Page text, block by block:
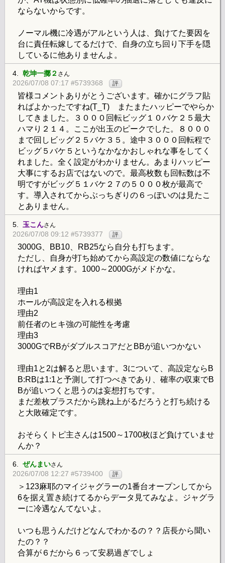
ならないからです。
ノーマル機に冷遇がアルという人は、負けてた要因を
台に責任転嫁してるだけで、自身の立ち回り下手を隠
しているに他ありませんよ。
4. 乾坤一擲２ さん
2026/07/08 07:17 #5739368 評
皆様コメントありがとうございます。確かにグラフ貼
ればよかったですね(T_T) またまたハッピーでやらか
してきました。３０００回転ビッグ１０バケ２５最大
ハマり２１４。ここが出玉のピークでした。８０００
まで回しビッグ２５バケ３５。途中３０００回転程で
ビッグ５バケ５というなかなかおしゃれな事をしてく
れました。全く設定がわかりません。あまりハッピー
大事にするお店ではないので。最高枚数も回転数は不
明ですがビッグ５１バケ２７の５０００枚が最高で
す。導入されてからぶっちぎりの６っぽいのは見たこ
とありません。
5. 玉こんさん
2026/07/08 09:12 #5739377 評
3000G、BB10、RB25なら自分も打ちます。
ただし、自身が打ち始めてから高設定の数値にならな
ければヤメます。1000～2000Gがメドかな。
理由1
ホールが高設定を入れる根拠
理由2
前任者のヒキ強の可能性を考慮
理由3
3000GでRBがダブルスコアだとBBが追いつかない
理由1と2は解ると思います。3について、高設定ならB
B:RBは1:1と予測して打つべきであり、確率の収束でB
Bが追いつくと思うのは妄想打ちです。
まだ差枚プラスだから跳ね上がるだろうと打ち続ける
と大敗確定です。
おそらくトピ主さんは1500～1700枚ほど負けていませ
んか？
6. ぜんまいさん
2026/07/08 12:27 #5739400 評
＞123麻耶のマイジャグラーの1番台オープンしてから
6を据え置き続けてるからデータ見てみなよ。ジャグラ
ーに冷遇なんてないよ。
いつも思うんだけどなんでわかるの？？店長から聞い
たの？？
合算が６だから６って安易過ぎでしょ